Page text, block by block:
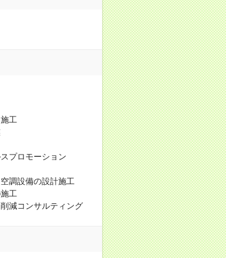
工
プロモーション
調設備の設計施工
工
減コンサルティング